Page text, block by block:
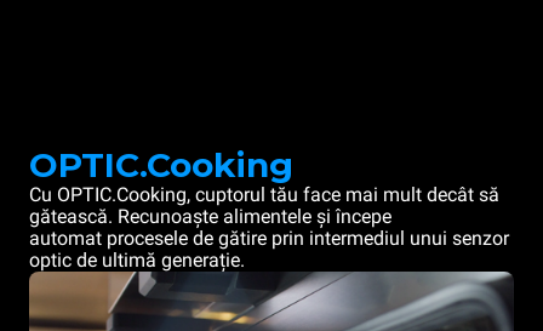
OPTIC.Cooking
Cu OPTIC.Cooking, cuptorul tău face mai mult decât să
gătească. Recunoaște alimentele și începe
automat procesele de gătire prin intermediul unui senzor
optic de ultimă generație.